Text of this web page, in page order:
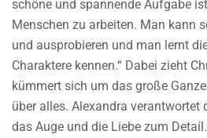
schöne und spannende Aufgabe
Menschen zu arbeiten. Man kann
und ausprobieren und man lernt
Charaktere kennen.“ Dabei zieht
kümmert sich um das große
über alles. Alexandra verantwortet
das Auge und die Liebe zum